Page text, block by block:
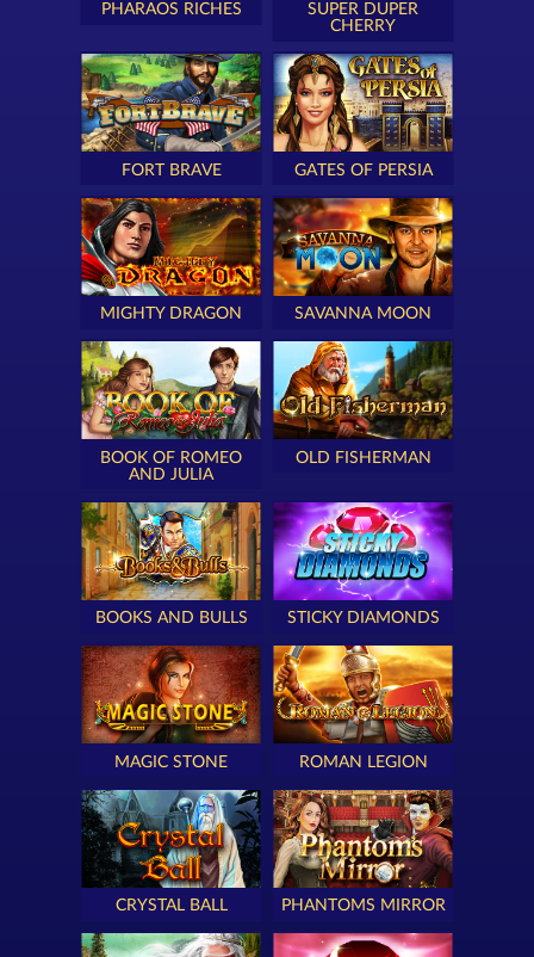
PHARAOS RICHES
SUPER DUPER
CHERRY
FORT BRAVE GATES OF PERSIA
MIGHTY DRAGON SAVANNA MOON
BOOK OF ROMEO
AND JULIA
OLD FISHERMAN
BOOKS AND BULLS STICKY DIAMONDS
MAGIC STONE ROMAN LEGION
CRYSTAL BALL PHANTOMS MIRROR